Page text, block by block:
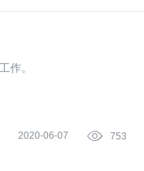
作。
2020-06-07  753